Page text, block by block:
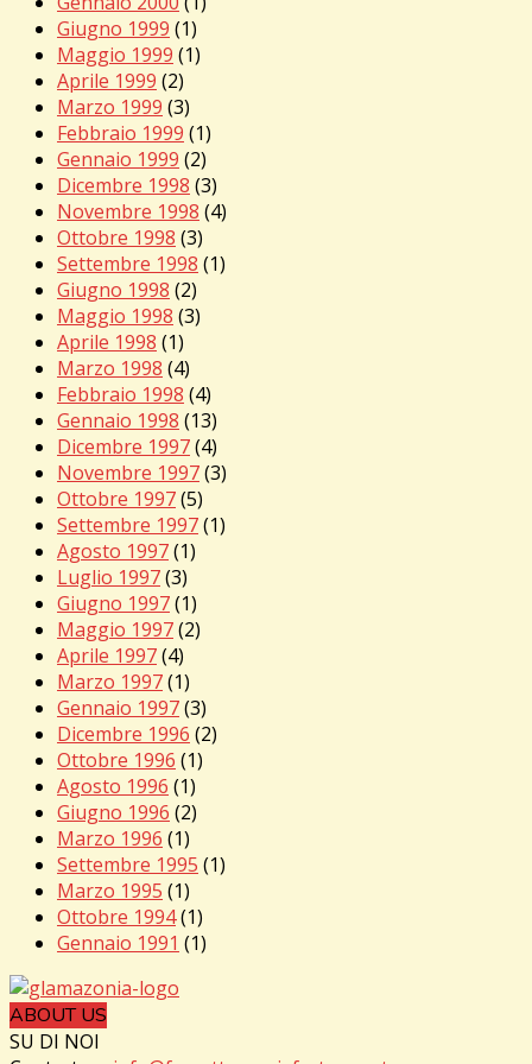
Giugno 1999 (1)
Maggio 1999 (1)
Aprile 1999 (2)
Marzo 1999 (3)
Febbraio 1999 (1)
Gennaio 1999 (2)
Dicembre 1998 (3)
Novembre 1998 (4)
Ottobre 1998 (3)
Settembre 1998 (1)
Giugno 1998 (2)
Maggio 1998 (3)
Aprile 1998 (1)
Marzo 1998 (4)
Febbraio 1998 (4)
Gennaio 1998 (13)
Dicembre 1997(4)
Novembre 1997(3)
Ottobre 1997(5)
Settembre 1997(1)
Agosto 1997(1)
Luglio 1997(3)
Giugno 1997(1)
Maggio 1997(2)
Aprile 1997(4)
Marzo 1997(1)
Gennaio 1997(3)
Dicembre 1996 (2)
Ottobre 1996 (1)
Agosto 1996 (1)
Giugno 1996 (2)
Marzo 1996 (1)
Settembre 1995 (1)
Marzo 1995 (1)
Ottobre 1994(1)
Gennaio 1991 (1)
ABOUT US
SU DI NOI